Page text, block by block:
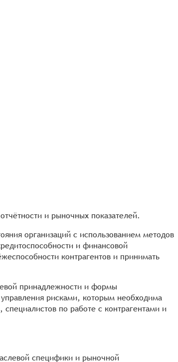
и рыночных показателей.
организаций с использованием методов
и финансовой
контрагентов и принимать
принадлежности и формы
рисками, которым необходима
по работе с контрагентами и
специфики и рыночной